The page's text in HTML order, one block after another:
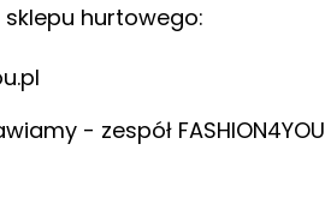
hurtowego:
- zespół FASHION4YOU